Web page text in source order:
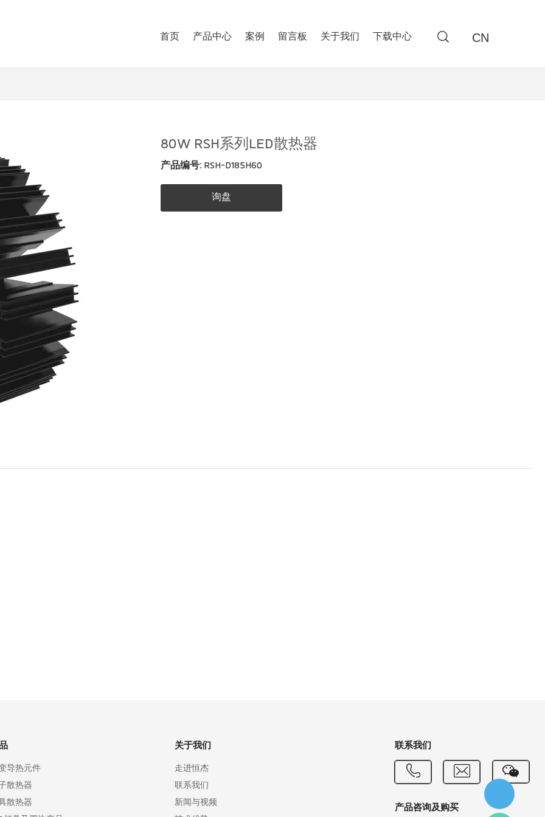
CN
首页 产品中心 案例 留言板 关于我们 下载中心
80W RSH系列LED散热器
产品编号: RSH-D185H60
询盘
导热元件
散热器
散热器
关于我们
走进恒杰
联系我们
新闻与视频
联系我们
产品咨询及购买